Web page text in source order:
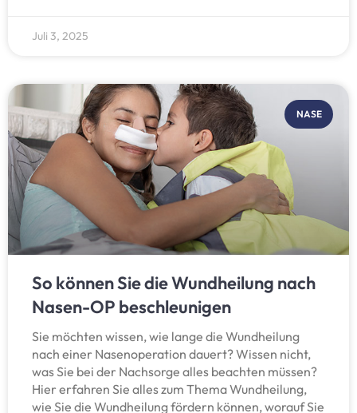
Juli 3, 2025
NASE
So können Sie die Wundheilung nach
Nasen-OP beschleunigen
Sie möchten wissen, wie lange die Wundheilung
nach einer Nasenoperation dauert? Wissen nicht,
was Sie bei der Nachsorge alles beachten müssen?
Hier erfahren Sie alles zum Thema Wundheilung,
wie Sie die Wundheilung fördern können, worauf Sie